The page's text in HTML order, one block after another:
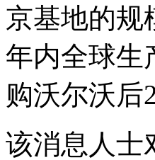
京基地的规
年内全球生
购沃尔沃后
该消息人士